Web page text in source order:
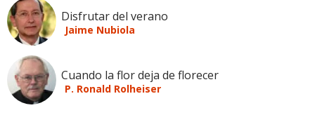
Disfrutar del verano
Jaime Nubiola
Cuando la flor deja de florecer
P. Ronald Rolheiser